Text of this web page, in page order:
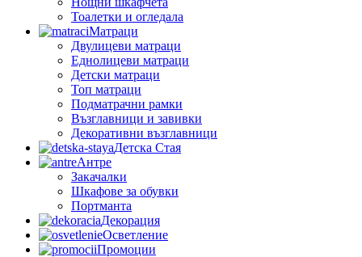
Тоалетки и огледала
Матраци
Двулицеви матраци
Еднолицеви матраци
Детски матраци
Топ матраци
Подматрачни рамки
Възглавници и завивки
Декоративни възглавници
Детска Стая
Антре
Закачалки
Шкафове за обувки
Портманта
Декорация
Осветление
Промоции